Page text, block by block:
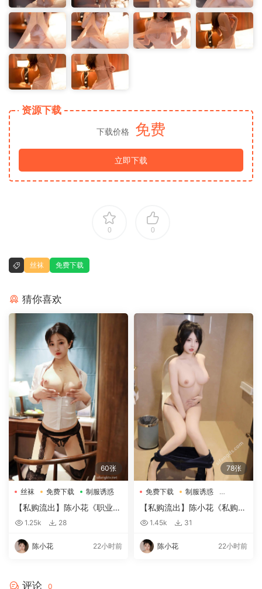
资源下载
下载价格 免费
立即下载
0 0
丝袜 免费下载
猜你喜欢
60张
丝袜 免费下载 制服诱惑
【私购流出】陈小花《职业装
OL》（1941）
1.25k 28
陈小花 22小时前
78张
免费下载
制服诱惑
大尺度
【私购流出】陈小花《私购流
出》（09326）
1.45k 31
陈小花 22小时前
评论 0